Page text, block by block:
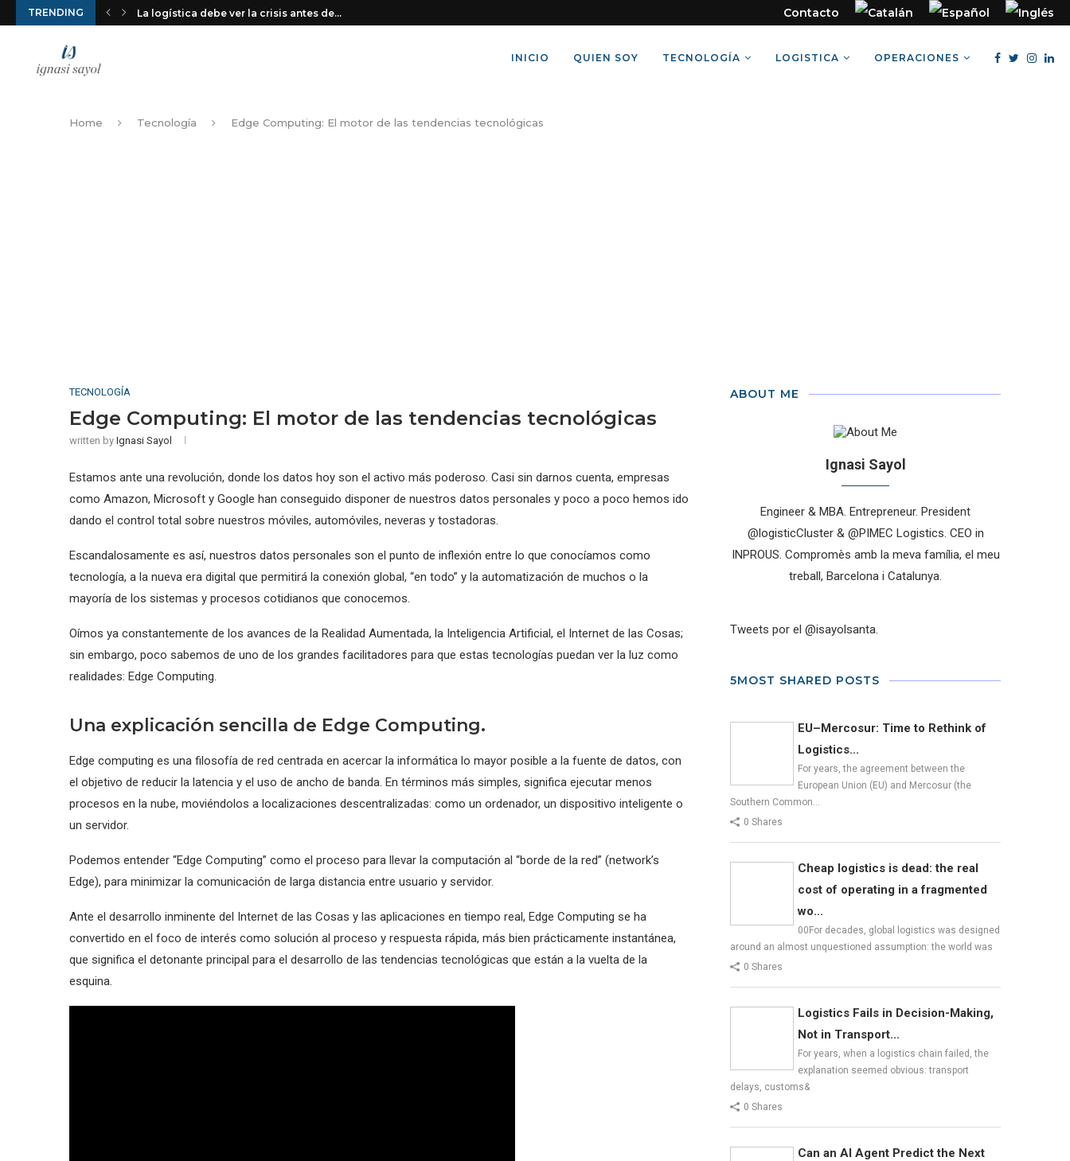
TRENDING La logística debe ver la crisis antes de... Contacto
INICIO QUIEN SOY TECNOLOGÍA LOGISTICA OPERACIONES
Home Tecnología Edge Computing: El motor de las tendencias tecnológicas
TECNOLOGÍA
Edge Computing: El motor de las tendencias tecnológicas
written by Ignasi Sayol
Estamos ante una revolución, donde los datos hoy son el activo más poderoso. Casi sin darnos cuenta, empresas
como Amazon, Microsoft y Google han conseguido disponer de nuestros datos personales y poco a poco hemos ido
dando el control total sobre nuestros móviles, automóviles, neveras y tostadoras.
Escandalosamente es así, nuestros datos personales son el punto de inflexión entre lo que conocíamos como
tecnología, a la nueva era digital que permitirá la conexión global, “en todo” y la automatización de muchos o la
mayoría de los sistemas y procesos cotidianos que conocemos.
Oímos ya constantemente de los avances de la Realidad Aumentada, la Inteligencia Artificial, el Internet de las Cosas;
sin embargo, poco sabemos de uno de los grandes facilitadores para que estas tecnologías puedan ver la luz como
realidades: Edge Computing.
Una explicación sencilla de Edge Computing.
Edge computing es una filosofía de red centrada en acercar la informática lo mayor posible a la fuente de datos, con
el objetivo de reducir la latencia y el uso de ancho de banda. En términos más simples, significa ejecutar menos
procesos en la nube, moviéndolos a localizaciones descentralizadas: como un ordenador, un dispositivo inteligente o
un servidor.
Podemos entender “Edge Computing” como el proceso para llevar la computación al “borde de la red” (network’s
Edge), para minimizar la comunicación de larga distancia entre usuario y servidor.
Ante el desarrollo inminente del Internet de las Cosas y las aplicaciones en tiempo real, Edge Computing se ha
convertido en el foco de interés como solución al proceso y respuesta rápida, más bien prácticamente instantánea,
que significa el detonante principal para el desarrollo de las tendencias tecnológicas que están a la vuelta de la
esquina.
ABOUT ME
Ignasi Sayol
Engineer & MBA. Entrepreneur. President
@logisticCluster & @PIMEC Logistics. CEO in
INPROUS. Compromès amb la meva família, el meu
treball, Barcelona i Catalunya.
Tweets por el @isayolsanta.
5MOST SHARED POSTS
EU–Mercosur: Time to Rethink of
Logistics...
For years, the agreement between the
European Union (EU) and Mercosur (the
Southern Common…
0 Shares
Cheap logistics is dead: the real
cost of operating in a fragmented
wo...
00For decades, global logistics was designed
around an almost unquestioned assumption: the world was
0 Shares
Logistics Fails in Decision-Making,
Not in Transport...
For years, when a logistics chain failed, the
explanation seemed obvious: transport
delays, customs&
0 Shares
Can an AI Agent Predict the Next